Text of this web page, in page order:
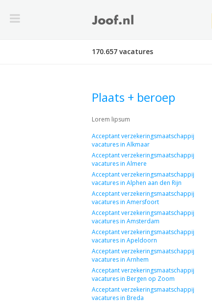
170.657 vacatures
Plaats + beroep
Lorem lipsum
Acceptant verzekeringsmaatschappij
vacatures in Alkmaar
Acceptant verzekeringsmaatschappij
vacatures in Almere
Acceptant verzekeringsmaatschappij
vacatures in Alphen aan den Rijn
Acceptant verzekeringsmaatschappij
vacatures in Amersfoort
Acceptant verzekeringsmaatschappij
vacatures in Amsterdam
Acceptant verzekeringsmaatschappij
vacatures in Apeldoorn
Acceptant verzekeringsmaatschappij
vacatures in Arnhem
Acceptant verzekeringsmaatschappij
vacatures in Bergen op Zoom
Acceptant verzekeringsmaatschappij
vacatures in Breda